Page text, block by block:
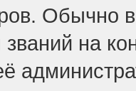
Обычно
на